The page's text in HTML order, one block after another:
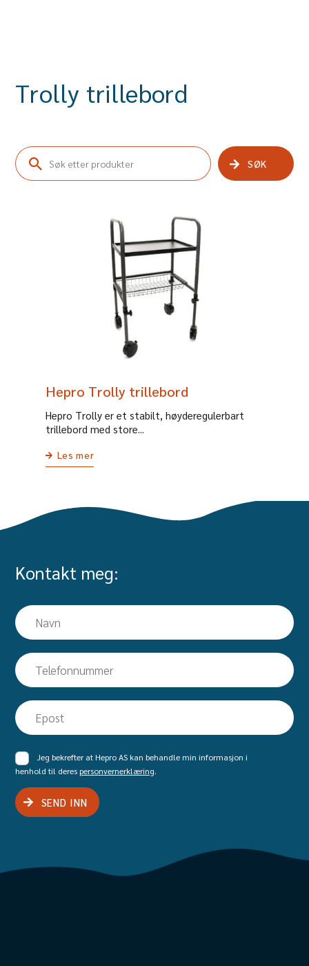
Trolly trillebord
SØK
Hepro Trolly trillebord
Hepro ​​Trolly er et stabilt, høyderegulerbart
trillebord med store...
Les mer
Kontakt meg:
Navn
Telefon
Epost
Samtykke
Jeg bekrefter at Hepro AS kan behandle min informasjon i
henhold til deres personvernerklæring.